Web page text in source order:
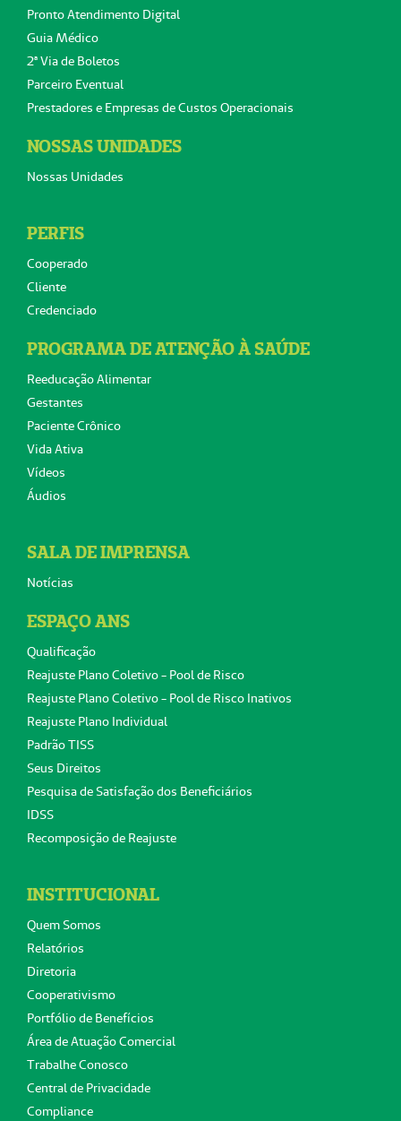
Pronto Atendimento Digital
Guia Médico
2ª Via de Boletos
Parceiro Eventual
Prestadores e Empresas de Custos Operacionais
NOSSAS UNIDADES
Nossas Unidades
PERFIS
Cooperado
Cliente
Credenciado
PROGRAMA DE ATENÇÃO À SAÚDE
Reeducação Alimentar
Gestantes
Paciente Crônico
Vida Ativa
Vídeos
Áudios
SALA DE IMPRENSA
Notícias
ESPAÇO ANS
Qualificação
Reajuste Plano Coletivo - Pool de Risco
Reajuste Plano Coletivo - Pool de Risco Inativos
Reajuste Plano Individual
Padrão TISS
Seus Direitos
Pesquisa de Satisfação dos Beneficiários
IDSS
Recomposição de Reajuste
INSTITUCIONAL
Quem Somos
Relatórios
Diretoria
Cooperativismo
Portfólio de Benefícios
Área de Atuação Comercial
Trabalhe Conosco
Central de Privacidade
Compliance